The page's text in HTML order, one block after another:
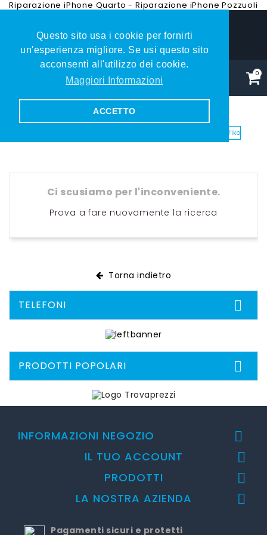
Questo sito usa i cookie per fornirti
un'esperienza migliore. Se usi questo sito
acconsenti all'utilizzo dei cookie.
Maggiori Informazioni
ACCETTO
Riparazione iPhone Quarto - Riparazione iPhone Pozzuoli
081.353.79.27
0
Wiko
Ci scusiamo per l'inconveniente.
Prova a fare nuovamente la ricerca
Torna indietro
TELEFONI 
PRODOTTI POPOLARI 
INFORMAZIONI NEGOZIO 
IL TUO ACCOUNT 
PRODOTTI 
LA NOSTRA AZIENDA 
Pagamenti sicuri e protetti